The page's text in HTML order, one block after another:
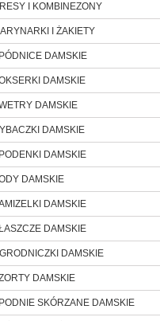
I KOMBINEZONY
I ŻAKIETY
DAMSKIE
DAMSKIE
DAMSKIE
DAMSKIE
DAMSKIE
DAMSKIE
DAMSKIE
DAMSKIE
DAMSKIE
DAMSKIE
SKÓRZANE DAMSKIE